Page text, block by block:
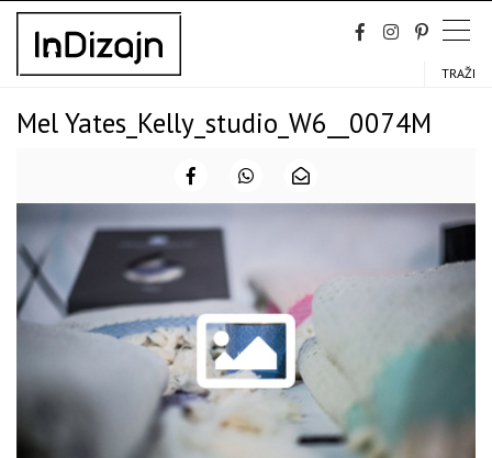
Skip
content
TRAŽI
Mel Yates_Kelly_studio_W6__0074M